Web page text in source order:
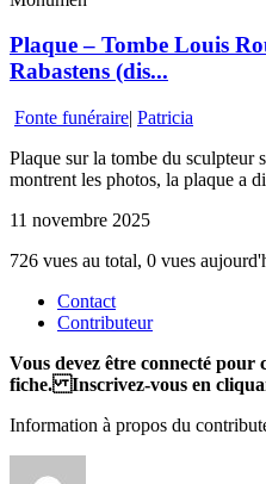
Plaque – Tombe Louis
Rabastens (dis...
Fonte funéraire| Patricia
Plaque sur la tombe du sculpteur
montrent les photos, la plaque a
11 novembre 2025
726 vues au total, 0 vues
Contact
Contributeur
Vous devez être connecté pour
fiche. Inscrivez-vous en
Information à propos du